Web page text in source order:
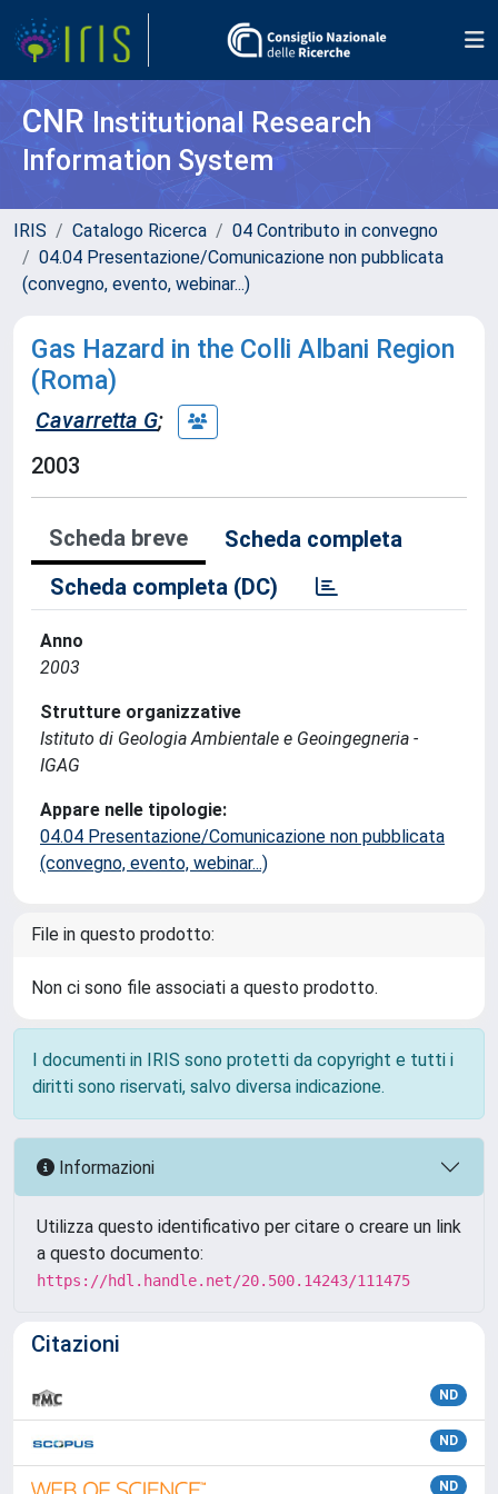
CNR Institutional Research
Information System
IRIS Catalogo Ricerca
04 Contributo in convegno
04.04 Presentazione/Comunicazione non pubblicata
(convegno, evento, webinar...)
Gas Hazard in the Colli Albani Region
(Roma)
Cavarretta G;
2003
Scheda breve
Scheda completa
Scheda completa (DC)
Anno
2003
Strutture organizzative
Istituto di Geologia Ambientale e Geoingegneria -
IGAG
Appare nelle tipologie:
04.04 Presentazione/Comunicazione non pubblicata
(convegno, evento, webinar...)
File in questo prodotto:
Non ci sono file associati a questo prodotto.
I documenti in IRIS sono protetti da copyright e tutti i
diritti sono riservati, salvo diversa indicazione.
Informazioni
Utilizza questo identificativo per citare o creare un link
a questo documento:
https://hdl.handle.net/20.500.14243/111475
Citazioni
ND
ND
ND